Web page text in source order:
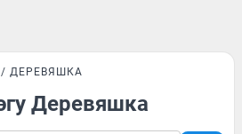
ДЕРЕВЯШКА
Деревяшка